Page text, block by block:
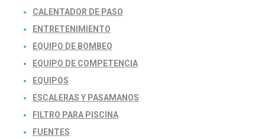
CALENTADOR DE PASO
ENTRETENIMIENTO
EQUIPO DE BOMBEO
EQUIPO DE COMPETENCIA
EQUIPOS
ESCALERAS Y PASAMANOS
FILTRO PARA PISCINA
FUENTES